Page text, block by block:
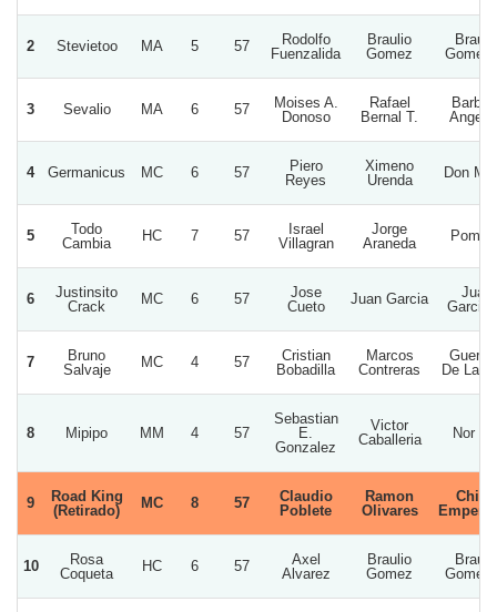
2 Stevietoo MA 5 57
Rodolfo
Fuenzalida
Braulio
Gomez
Gomez
3 Sevalio MA 6 57
Moises A.
Donoso
Rafael
Bernal T.
4 Germanicus MC 6 57
Piero
Reyes
Ximeno
Urenda
Don
5
Todo
Cambia
HC 7 57
Israel
Villagran
Jorge
Araneda
6
Justinsito
Crack
MC 6 57
Jose
Cueto
Juan Garcia
Juan
Garcia
7
Bruno
Salvaje
MC 4 57
Cristian
Bobadilla
Marcos
Contreras
De La
8 Mipipo MM 4 57
Sebastian
E.
Gonzalez
Victor
Caballeria
Nor
9
Road King
(Retirado)
MC 8 57
Claudio
Poblete
Ramon
Olivares
Chino
10
Rosa
Coqueta
HC 6 57
Axel
Alvarez
Braulio
Gomez
Gomez